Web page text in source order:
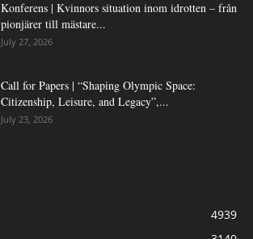
Konferens | Kvinnors situation inom idrotten – från
pionjärer till mästare...
July 27, 2026
Call for Papers | “Shaping Olympic Space:
Citizenship, Leisure, and Legacy”,...
July 23, 2026
4939